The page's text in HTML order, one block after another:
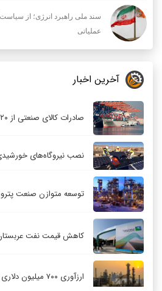
سند ملی راهبرد انرژی؛ از
عملیاتی
آخرین اخبار
صادرات کالای صنعتی از ۴۲۰ واحد تولیدی البرز
نصب نیروگاه‌های خورشیدی در ۳۰ مدرسه
توسعه متوازن صنعت
کاهش قیمت نفت
ارزآوری ۷۰۰ میلیون دلاری پتروشیمی بندر امام